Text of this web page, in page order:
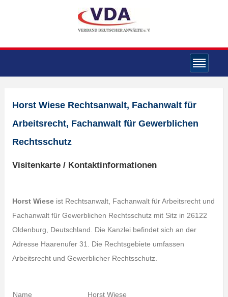
Horst Wiese Rechtsanwalt, Fachanwalt für
Arbeitsrecht, Fachanwalt für Gewerblichen
Rechtsschutz
Visitenkarte / Kontaktinformationen
Horst Wieseist Rechtsanwalt, Fachanwalt für Arbeitsrecht und
Fachanwalt für Gewerblichen Rechtsschutz mit Sitz in 26122
Oldenburg, Deutschland. Die Kanzlei befindet sich an der
Adresse Haarenufer 31. Die Rechtsgebiete umfassen
Arbeitsrecht und Gewerblicher Rechtsschutz.
Name
Horst Wiese